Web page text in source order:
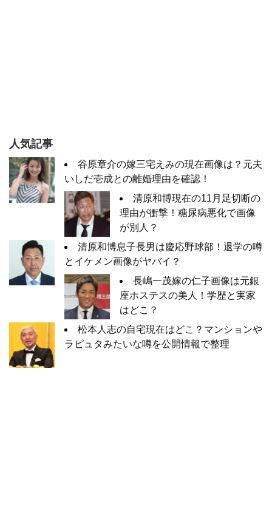
人気記事
谷原章介の嫁三宅えみの現在画像は？元夫
いしだ壱成との離婚理由を確認！
清原和博現在の11月足切断の
理由が衝撃！糖尿病悪化で画像
が別人？
清原和博息子長男は慶応野球部！退学の噂
とイケメン画像がヤバイ？
長嶋一茂嫁の仁子画像は元銀
座ホステスの美人！学歴と実家
はどこ？
松本人志の自宅現在はどこ？マンションや
ラピュタみたいな噂を公開情報で整理